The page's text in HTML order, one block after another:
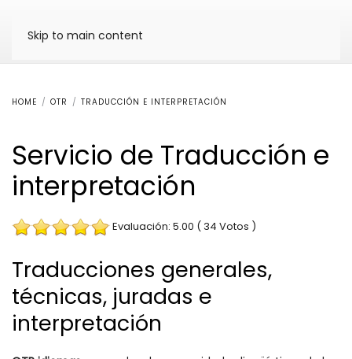
Skip to main content
HOME OTR TRADUCCIÓN E INTERPRETACIÓN
Servicio de Traducción e
interpretación
Evaluación: 5.00 ( 34 Votos )
Traducciones generales,
técnicas, juradas e
interpretación